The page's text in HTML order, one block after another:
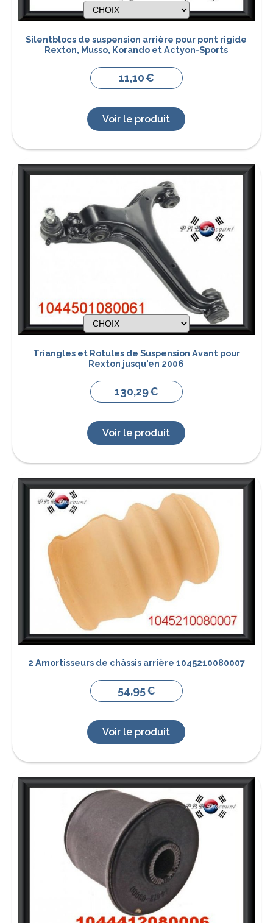
Silentblocs de suspension arrière pour pont rigide
Rexton, Musso, Korando et Actyon-Sports
11,10€
Voir le produit
Triangles et Rotules de Suspension Avant pour
Rexton jusqu'en 2006
130,29€
Voir le produit
2 Amortisseurs de châssis arrière 1045210080007
54,95€
Voir le produit